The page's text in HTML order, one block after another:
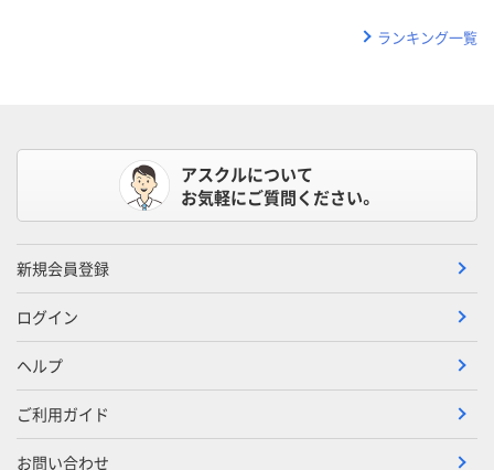
ランキング一覧
アスクルについて
お気軽にご質問ください。
新規会員登録
ログイン
ヘルプ
ご利用ガイド
お問い合わせ